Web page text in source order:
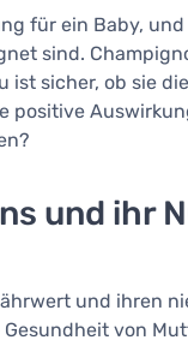
für ein Baby,
sind.
sicher, ob sie
positive
und ihr
und ihren
Gesundheit von